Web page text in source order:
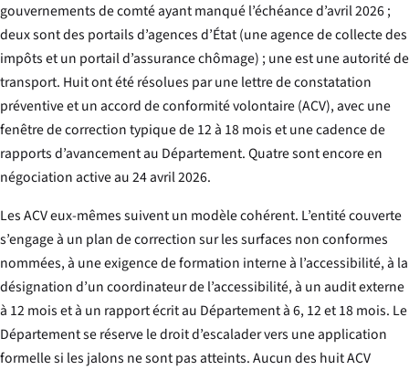
gouvernements de comté ayant manqué l’échéance d’avril 2026 ;
deux sont des portails d’agences d’État (une agence de collecte des
impôts et un portail d’assurance chômage) ; une est une autorité de
transport. Huit ont été résolues par une lettre de constatation
préventive et un accord de conformité volontaire (ACV), avec une
fenêtre de correction typique de 12 à 18 mois et une cadence de
rapports d’avancement au Département. Quatre sont encore en
négociation active au 24 avril 2026.
Les ACV eux-mêmes suivent un modèle cohérent. L’entité couverte
s’engage à un plan de correction sur les surfaces non conformes
nommées, à une exigence de formation interne à l’accessibilité, à la
désignation d’un coordinateur de l’accessibilité, à un audit externe
à 12 mois et à un rapport écrit au Département à 6, 12 et 18 mois. Le
Département se réserve le droit d’escalader vers une application
formelle si les jalons ne sont pas atteints. Aucun des huit ACV